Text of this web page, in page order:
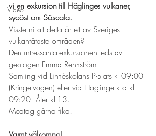
Video
vi en exkursion till Häglinges vulkaner,
sydöst om Sösdala.
Visste ni att detta är ett av Sveriges
vulkantätaste områden?
Den intressanta exkursionen leds av
geologen Emma Rehnström.
Samling vid Linnéskolans P-plats kl 09:00
(Kringelvägen) eller vid Häglinge k:a kl
09:20. Åter kl 13.
Medtag gärna fika!